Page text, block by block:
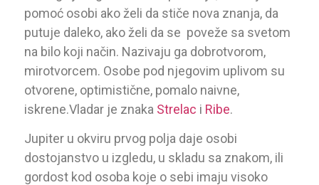
pomoć osobi ako želi da stiče nova znanja, da
putuje daleko, ako želi da se poveže sa svetom
na bilo koji način. Nazivaju ga dobrotvorom,
mirotvorcem. Osobe pod njegovim uplivom su
otvorene, optimistične, pomalo naivne,
iskrene.Vladar je znaka Strelac i Ribe.
Jupiter u okviru prvog polja daje osobi
dostojanstvo u izgledu, u skladu sa znakom, ili
gordost kod osoba koje o sebi imaju visoko